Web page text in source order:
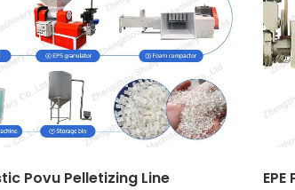
Povu Pelletizing Line